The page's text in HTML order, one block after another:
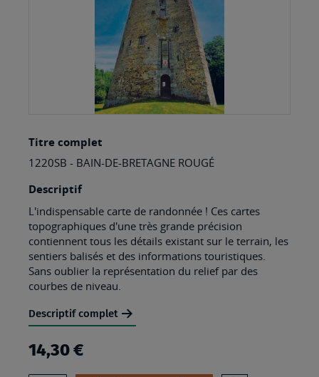
to
the
beginning
of
the
images
gallery
Titre complet
1220SB - BAIN-DE-BRETAGNE ROUGÉ
Descriptif
L'indispensable carte de randonnée ! Ces cartes
topographiques d'une très grande précision
contiennent tous les détails existant sur le terrain, les
sentiers balisés et des informations touristiques.
Sans oublier la représentation du relief par des
courbes de niveau.
Descriptif complet
14,30 €